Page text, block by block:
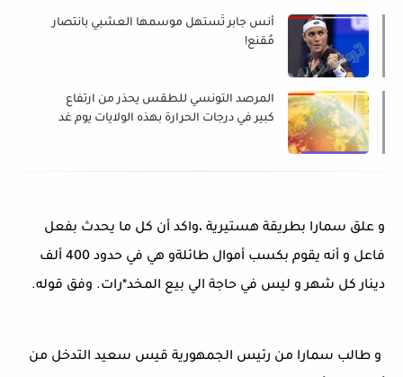
أنس جابر تُستهل موسمها العشبي بانتصار
مُقنع!
المرصد التونسي للطقس يحذر من ارتفاع
كبير في درجات الحرارة بهذه الولايات يوم غد
و علق سمارا بطريقة هستيرية ،واكد أن كل ما يحدث بفعل
فاعل و أنه يقوم بكسب أموال طائلةو هي في حدود 400 ألف
دينار كل شهر و ليس في حاجة الي بيع المخد*رات. وفق قوله.
و طالب سمارا من رئيس الجمهورية قيس سعيد التدخل من